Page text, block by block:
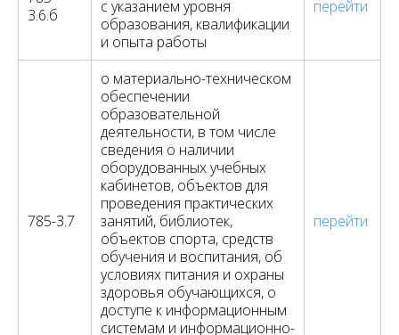
3.6.б
с указанием уровня
образования, квалификации
и опыта работы
перейти
785-3.7
о материально-техническом
обеспечении
образовательной
деятельности, в том числе
сведения о наличии
оборудованных учебных
кабинетов, объектов для
проведения практических
занятий, библиотек,
объектов спорта, средств
обучения и воспитания, об
условиях питания и охраны
здоровья обучающихся, о
доступе к информационным
системам и информационно-
перейти